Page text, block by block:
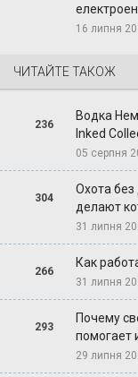
16 липня
ЧИТАЙТЕ ТАКОЖ
236
Водка
Inked
05 серпня
304
Охота
делают
31 липня
266
Как
31 липня
293
Почему
помогает
29 липня